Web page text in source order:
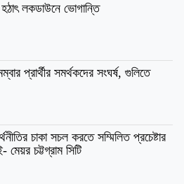
হঠাৎ লকডাউনে ভোগান্তি
প্রার্থীর সমর্থকদের সংঘর্ষ, গুলিতে
চাকা সচল করতে সম্মিলিত প্রচেষ্টার
মেয়র চট্টগ্রাম সিটি